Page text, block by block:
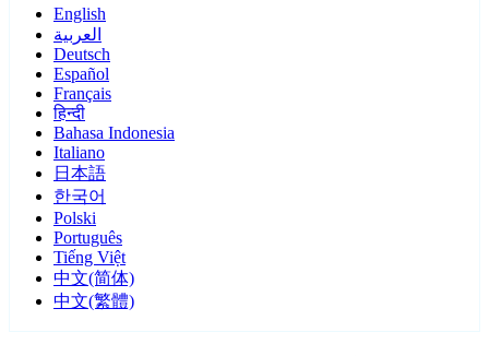
English
العربية
Deutsch
Español
Français
हिन्दी
Bahasa Indonesia
Italiano
日本語
한국어
Polski
Português
Tiếng Việt
中文(简体)
中文(繁體)